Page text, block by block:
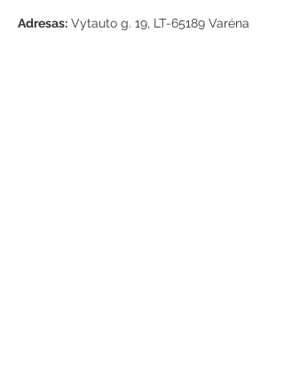
Adresas: Vytauto g. 19, LT-65189 Varėna